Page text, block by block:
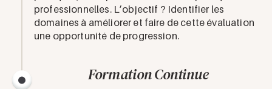
professionnelles. L’objectif ? Identifier les
domaines à améliorer et faire de cette évaluation
une opportunité de progression.
Formation Continue